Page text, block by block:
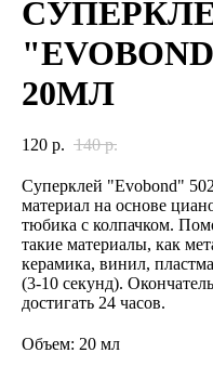
20МЛ
120 р. 140 р.
Суперклей "Evobond"
материал на основе
тюбика с колпачком.
такие материалы, как
керамика, винил,
(3-10 секунд).
достигать 24 часов.
Объем: 20 мл